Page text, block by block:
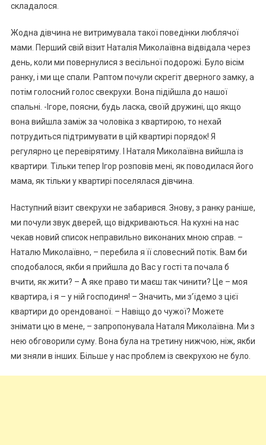
складалося.
Жодна дівчина не витримувала такої поведінки люблячої
мами. Перший свій візит Наталія Миколаївна відвідала через
день, коли ми повернулися з весільної подорожі. Було вісім
ранку, і ми ще спали. Раптом почули скрегіт дверного замку, а
потім голосний голос свекрухи. Вона підійшла до нашої
спальні. -Ігоре, поясни, будь ласка, своїй дружині, що якщо
вона вийшла заміж за чоловіка з квартирою, то нехай
потрудиться підтримувати в цій квартирі порядок! Я
регулярно це перевірятиму. І Наталя Миколаївна вийшла із
квартири. Тільки тепер Ігор розповів мені, як поводилася його
мама, як тільки у квартирі поселялася дівчина.
Наступний візит свекрухи не забарився. Знову, з ранку раніше,
ми почули звук дверей, що відкриваються. На кухні на нас
чекав новий список неправильно виконаних мною справ. –
Наталю Миколаївно, – перебила я її словесний потік. Вам би
сподобалося, якби я прийшла до Вас у гості та почала б
вчити, як жити? – А яке право ти маєш так чинити? Це – моя
квартира, і я – у ній господиня! – Значить, ми з’їдемо з цієї
квартири до орендованої. – Навіщо до чужої? Можете
знімати цю в мене, – запропонувала Наталя Миколаївна. Ми з
нею обговорили суму. Вона була на третину нижчою, ніж, якби
ми зняли в інших. Більше у нас проблем із свекрухою не було.